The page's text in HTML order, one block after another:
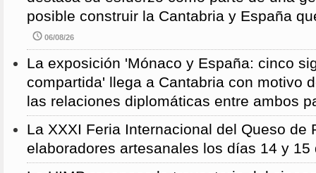
posible construir la Cantabria y España
06/08/26
La exposición 'Mónaco y España: cinco
compartida' llega a Cantabria con motivo
las relaciones diplomáticas entre ambos
La XXXI Feria Internacional del Queso de
elaboradores artesanales los días 14 y 15